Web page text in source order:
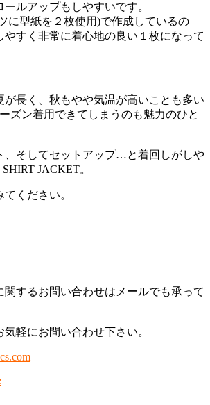
ルアップもしやすいです。
に型紙を２枚使用)で作成しているの
やすく非常に着心地の良い１枚になって
が長く、秋もやや気温が高いことも多い
ズン着用できてしまうのも魅力のひと
、そしてセットアップ…と着回しがしや
JACKET。
ください。
するお問い合わせはメールでも承って
軽にお問い合わせ下さい。